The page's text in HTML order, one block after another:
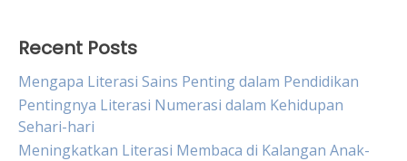
Recent Posts
Mengapa Literasi Sains Penting dalam Pendidikan
Pentingnya Literasi Numerasi dalam Kehidupan
Sehari-hari
Meningkatkan Literasi Membaca di Kalangan Anak-